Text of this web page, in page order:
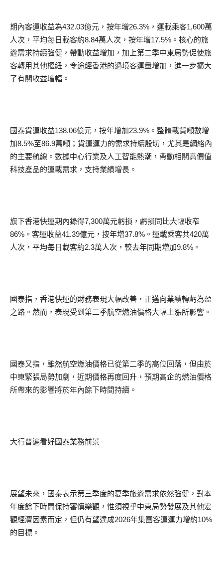
期內客運收益為432.03億元，按年增26.3%，運載乘客1,600萬
人次，平均每日載客約8.84萬人次，按年增17.5%。核心的旅
遊需求持續強健，帶動收益增加，加上第二季中東局勢促使旅
客轉用其他樞紐，令途經香港的過境客運量增加，進一步擴大
了有關收益增幅。
國泰貨運收益138.06億元，按年增加23.9%。整體載貨噸數增
加8.5%至86.9萬噸；貨運運力的需求持續殷切，尤其是網絡內
的主要航線。數據中心行業及人工智能熱潮，帶動相關高價值
科技產品的運載需求，支持業績增長。
旗下香港快運期內錄得7,300萬元虧損，虧損同比大幅收窄
86%。客運收益41.39億元，按年增37.8%。運載乘客共420萬
人次，平均每日載客約2.3萬人次，較去年同期增加9.8%。
國泰指，香港快運的財務表現大幅改善，正邁向業績轉虧為盈
之路。然而，表現受到第二季航空燃油價格大幅上漲所影響。
國泰又指，雖然航空燃油價格已從第二季的高位回落，但由於
中東緊張局勢加劇，近期價格再度回升，預期高企的燃油價格
所帶來的影響將於年內餘下時間持續。
大行普遍看好國泰業務前景
展望未來，國泰表示第三季度的夏季旅遊需求依然強健，對本
年度餘下時間保持審慎樂觀，惟須視乎中東局勢發展及其他宏
觀經濟因素而定，但仍有望達成2026年集團客運運力增約10%
的目標。